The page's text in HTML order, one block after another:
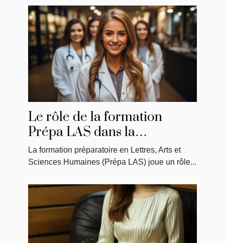
Le rôle de la formation
Prépa LAS dans la
préparation des étudiants en
médecine
La formation préparatoire en Lettres, Arts et
Sciences Humaines (Prépa LAS) joue un rôle...